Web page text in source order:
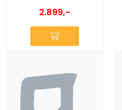
2.899,-